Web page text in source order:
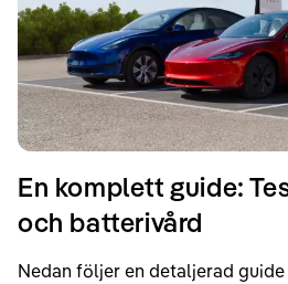
En komplett guide:
och batterivård
Nedan följer en detaljerad guide